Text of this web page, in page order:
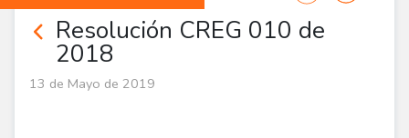
Resolución CREG 010 de
2018
13 de Mayo de 2019